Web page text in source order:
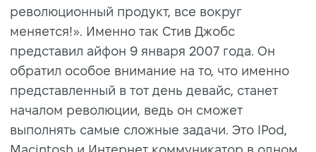
революционный продукт, все вокруг
меняется!». Именно так Стив Джобс
представил айфон 9 января 2007 года. Он
обратил особое внимание на то, что именно
представленный в тот день девайс, станет
началом революции, ведь он сможет
выполнять самые сложные задачи. Это IPod,